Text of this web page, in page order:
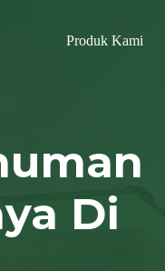
Produk Kami
Di